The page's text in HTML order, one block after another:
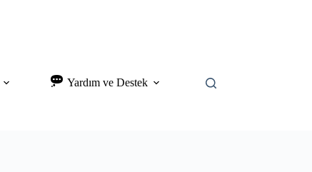
Yardım ve Destek